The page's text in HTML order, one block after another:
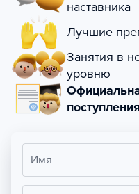
наставника
Лучшие
Занятия в
уровню
Имя